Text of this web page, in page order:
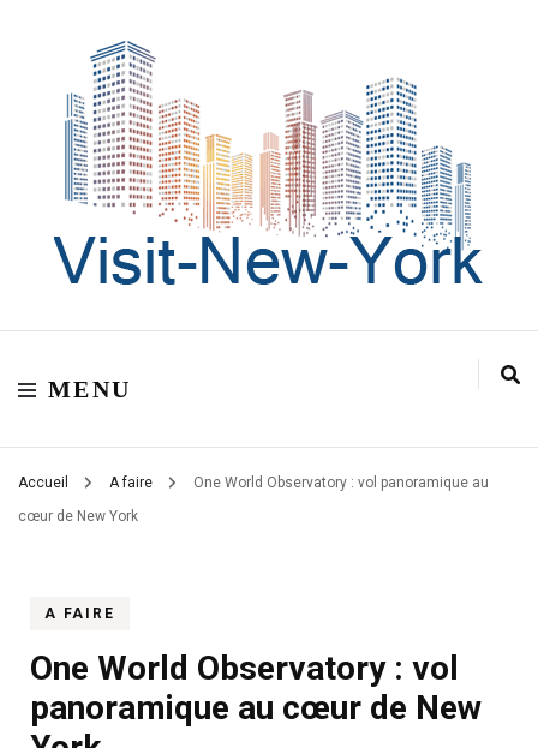
Visit New York | New
MENU
Accueil A faire
One World Observatory : vol panoramique au
cœur de New York
A FAIRE
One World Observatory : vol
panoramique au cœur de New